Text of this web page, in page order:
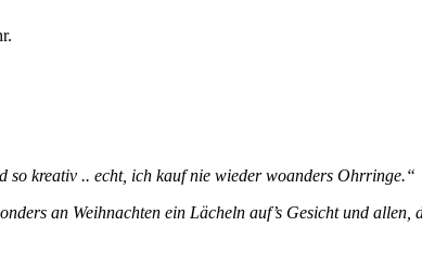
so kreativ .. echt, ich kauf nie wieder woanders Ohrringe.“
an Weihnachten ein Lächeln auf’s Gesicht und allen,